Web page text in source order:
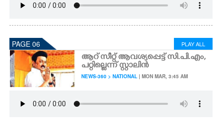
PAGE 06 PLAY ALL
ആറ് സീറ്റ് ആവശ്യപ്പെട്ട് സി.പി.എം, ​
പറ്റില്ലെന്ന് സ്റ്റാലിൻ
NEWS-360 > NATIONAL | MON MAR, 3:45 AM